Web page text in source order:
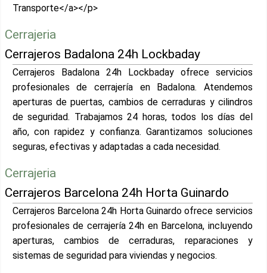
Transporte</a></p>
Cerrajeria
Cerrajeros Badalona 24h Lockbaday
Cerrajeros Badalona 24h Lockbaday ofrece servicios
profesionales de cerrajería en Badalona. Atendemos
aperturas de puertas, cambios de cerraduras y cilindros
de seguridad. Trabajamos 24 horas, todos los días del
año, con rapidez y confianza. Garantizamos soluciones
seguras, efectivas y adaptadas a cada necesidad.
Cerrajeria
Cerrajeros Barcelona 24h Horta Guinardo
Cerrajeros Barcelona 24h Horta Guinardo ofrece servicios
profesionales de cerrajería 24h en Barcelona, incluyendo
aperturas, cambios de cerraduras, reparaciones y
sistemas de seguridad para viviendas y negocios.